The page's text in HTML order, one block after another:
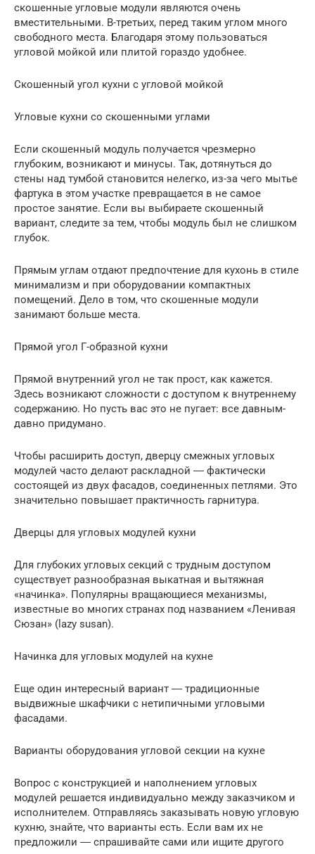
скошенные угловые модули являются очень
вместительными. В-третьих, перед таким углом много
свободного места. Благодаря этому пользоваться
угловой мойкой или плитой гораздо удобнее.
Скошенный угол кухни с угловой мойкой
Угловые кухни со скошенными углами
Если скошенный модуль получается чрезмерно
глубоким, возникают и минусы. Так, дотянуться до
стены над тумбой становится нелегко, из-за чего мытье
фартука в этом участке превращается в не самое
простое занятие. Если вы выбираете скошенный
вариант, следите за тем, чтобы модуль был не слишком
глубок.
Прямым углам отдают предпочтение для кухонь в стиле
минимализм и при оборудовании компактных
помещений. Дело в том, что скошенные модули
занимают больше места.
Прямой угол Г-образной кухни
Прямой внутренний угол не так прост, как кажется.
Здесь возникают сложности с доступом к внутреннему
содержанию. Но пусть вас это не пугает: все давным-
давно придумано.
Чтобы расширить доступ, дверцу смежных угловых
модулей часто делают раскладной ― фактически
состоящей из двух фасадов, соединенных петлями. Это
значительно повышает практичность гарнитура.
Дверцы для угловых модулей кухни
Для глубоких угловых секций с трудным доступом
существует разнообразная выкатная и вытяжная
«начинка». Популярны вращающиеся механизмы,
известные во многих странах под названием «Ленивая
Сюзан» (lazy susan).
Начинка для угловых модулей на кухне
Еще один интересный вариант ― традиционные
выдвижные шкафчики с нетипичными угловыми
фасадами.
Варианты оборудования угловой секции на кухне
Вопрос с конструкцией и наполнением угловых
модулей решается индивидуально между заказчиком и
исполнителем. Отправляясь заказывать новую угловую
кухню, знайте, что варианты есть. Если вам их не
предложили ― спрашивайте сами или ищите другого